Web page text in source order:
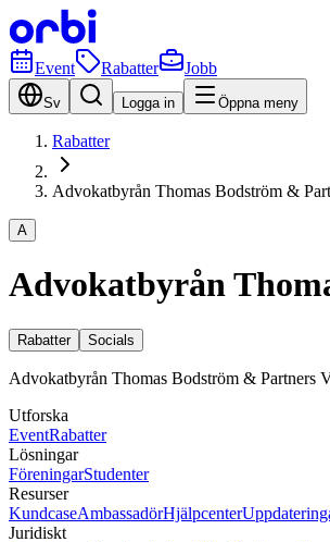
Event Rabatter Jobb
Sv Logga in Öppna meny
Rabatter
Advokatbyrån Thomas Bodström &
A
Advokatbyrån
Rabatter Socials
Advokatbyrån Thomas Bodström & Partners
Utforska
EventRabatter
Lösningar
FöreningarStudenter
Resurser
KundcaseAmbassadörHjälpcenter
Juridiskt